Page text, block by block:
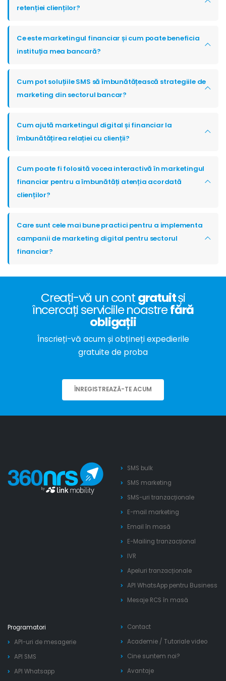
retenției clienților?
Ce este marketingul financiar și cum poate beneficia
instituția mea bancară?
Cum pot soluțiile SMS să îmbunătățească strategiile de
marketing din sectorul bancar?
Cum ajută marketingul digital și financiar la
îmbunătățirea relației cu clienții?
Cum poate fi folosită vocea interactivă în marketingul
financiar pentru a îmbunătăți atenția acordată
clienților?
Care sunt cele mai bune practici pentru a implementa
campanii de marketing digital pentru sectorul
financiar?
Creați-vă un contgratuitși
încercați serviciile noastrefără
obligații
Înscrieți-vă acum și obțineți expedierile
gratuite de proba
ÎNREGISTREAZĂ-TE ACUM
SMS bulk
SMS marketing
SMS-uri tranzacționale
E-mail marketing
Email în masă
E-Mailing tranzacțional
IVR
Apeluri tranzacționale
API WhatsApp pentru Business
Mesaje RCS în masă
Programatori
API-uri de mesagerie
API SMS
API Whatsapp
Contact
Academie / Tutoriale video
Cine suntem noi?
Avantaje